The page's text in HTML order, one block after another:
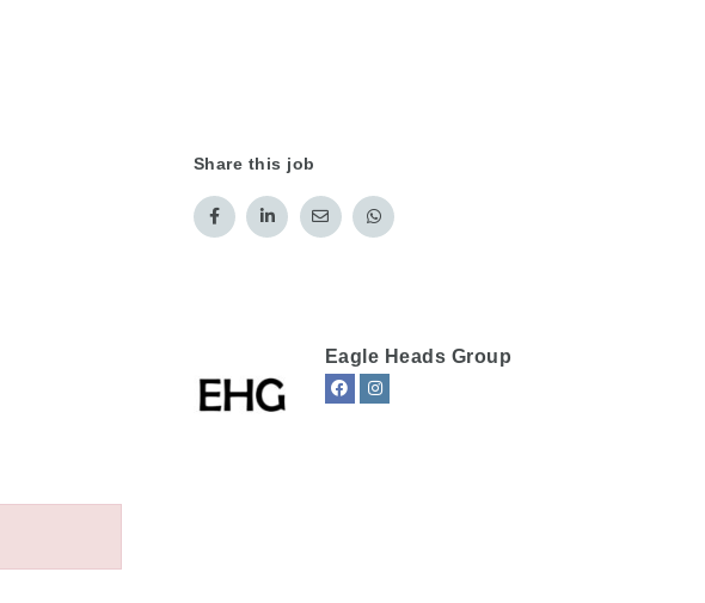
Share this job
Eagle Heads Group